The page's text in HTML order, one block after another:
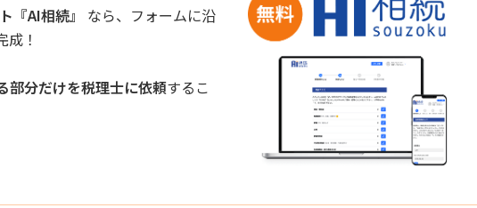
『AI相続』
なら、フォームに沿
！
部分だけを税理士に依頼するこ